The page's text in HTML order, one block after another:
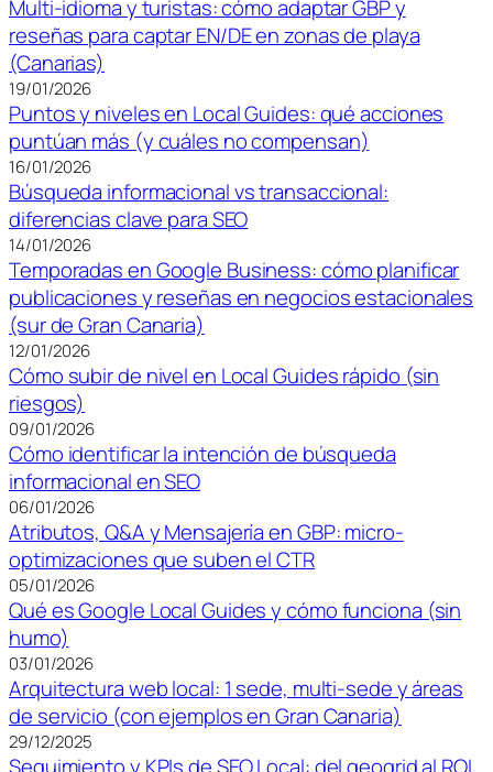
Multi-idioma y turistas: cómo adaptar GBP y
reseñas para captar EN/DE en zonas de playa
(Canarias)
19/01/2026
Puntos y niveles en Local Guides: qué acciones
puntúan más (y cuáles no compensan)
16/01/2026
Búsqueda informacional vs transaccional:
diferencias clave para SEO
14/01/2026
Temporadas en Google Business: cómo planificar
publicaciones y reseñas en negocios estacionales
(sur de Gran Canaria)
12/01/2026
Cómo subir de nivel en Local Guides rápido (sin
riesgos)
09/01/2026
Cómo identificar la intención de búsqueda
informacional en SEO
06/01/2026
Atributos, Q&A y Mensajería en GBP: micro-
optimizaciones que suben el CTR
05/01/2026
Qué es Google Local Guides y cómo funciona (sin
humo)
03/01/2026
Arquitectura web local: 1 sede, multi-sede y áreas
de servicio (con ejemplos en Gran Canaria)
29/12/2025
Seguimiento y KPIs de SEO Local: del geogrid al ROI